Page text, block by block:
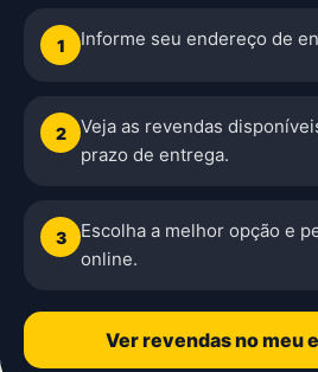
1 Informe seu endereço de
2
Veja as revendas
prazo de entrega.
3
Escolha a melhor opção e
online.
Ver revendas no meu